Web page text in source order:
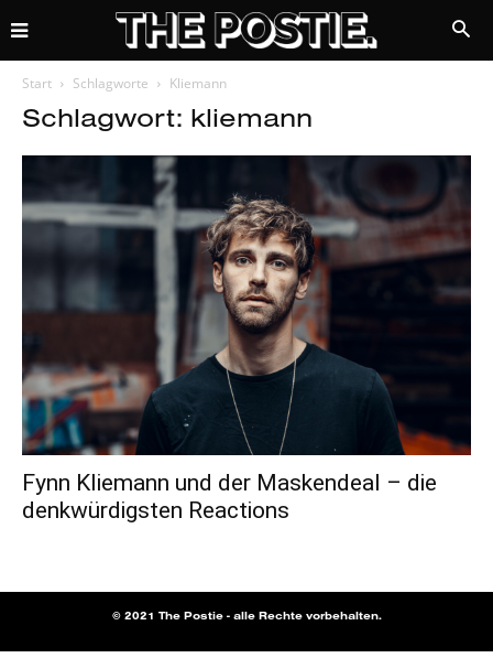
Start Schlagworte Kliemann
Schlagwort: kliemann
Fynn Kliemann und der Maskendeal – die
denkwürdigsten Reactions
© 2021 The Postie - alle Rechte vorbehalten.